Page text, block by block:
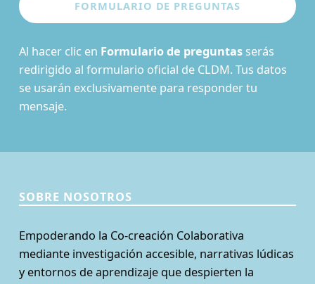
Al hacer clic en Formulario de preguntasserás
redirigido al formulario oficial de CLDM. Tus datos
se usarán exclusivamente para responder tu
mensaje.
SOBRE NOSOTROS
Empoderando la Co-creación Colaborativa
mediante investigación accesible, narrativas lúdicas
y entornos de aprendizaje que despierten la